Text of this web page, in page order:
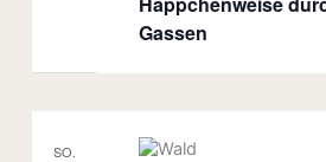
Gassen
SO.